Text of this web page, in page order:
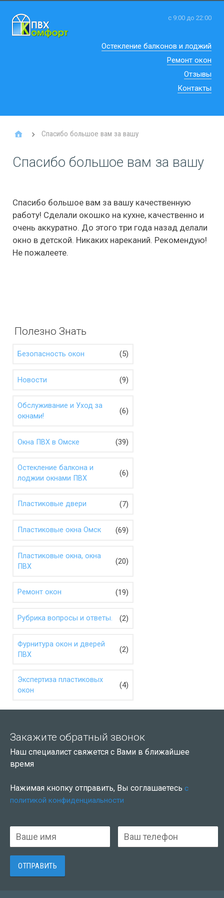
с 9:00 до 22:00
Остекление балконов и лоджий
Ремонт окон
Отзывы
Контакты
Спасибо большое вам за вашу
Спасибо большое вам за вашу
Спасибо большое вам за вашу качественную
работу! Сделали окошко на кухне, качественно и
очень аккуратно. До этого три года назад делали
окно в детской. Никаких нареканий. Рекомендую!
Не пожалеете.
Полезно Знать
Безопасность окон (5)
Новости (9)
Обслуживание и Уход за
окнами!
(6)
Окна ПВХ в Омске (39)
Остекление балкона и
лоджии окнами ПВХ
(6)
Пластиковые двери (7)
Пластиковые окна Омск (69)
Пластиковые окна, окна
ПВХ
(20)
Ремонт окон (19)
Рубрика вопросы и ответы. (2)
Фурнитура окон и дверей
ПВХ
(2)
Экспертиза пластиковых
окон
(4)
Закажите обратный звонок
Наш специалист свяжется с Вами в ближайшее
время
Нажимая кнопку отправить, Вы соглашаетесь с
политикой конфиденциальности